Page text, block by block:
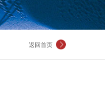
返回首页